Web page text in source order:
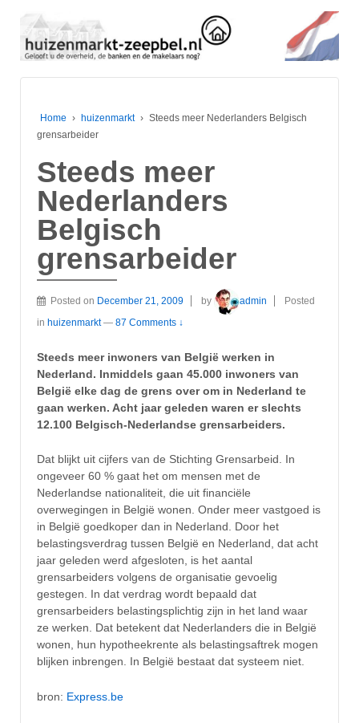
Home › huizenmarkt › Steeds meer Nederlanders Belgisch
grensarbeider
Steeds meer
Nederlanders
Belgisch
grensarbeider
Posted on December 21, 2009 by admin
Posted
in huizenmarkt — 87 Comments ↓
Steeds meer inwoners van België werken in
Nederland. Inmiddels gaan 45.000 inwoners van
België elke dag de grens over om in Nederland te
gaan werken. Acht jaar geleden waren er slechts
12.100 Belgisch-Nederlandse grensarbeiders.
Dat blijkt uit cijfers van de Stichting Grensarbeid. In
ongeveer 60 % gaat het om mensen met de
Nederlandse nationaliteit, die uit financiële
overwegingen in België wonen. Onder meer vastgoed is
in België goedkoper dan in Nederland. Door het
belastingsverdrag tussen België en Nederland, dat acht
jaar geleden werd afgesloten, is het aantal
grensarbeiders volgens de organisatie gevoelig
gestegen. In dat verdrag wordt bepaald dat
grensarbeiders belastingsplichtig zijn in het land waar
ze werken. Dat betekent dat Nederlanders die in België
wonen, hun hypotheekrente als belastingsaftrek mogen
blijken inbrengen. In België bestaat dat systeem niet.
bron: Express.be